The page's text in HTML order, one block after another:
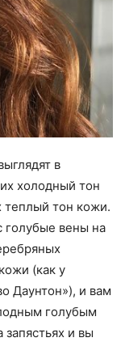
в
холодный тон
теплый тон кожи.
голубые вены на
(как у
Даунтон»), и вам
голубым
и вы